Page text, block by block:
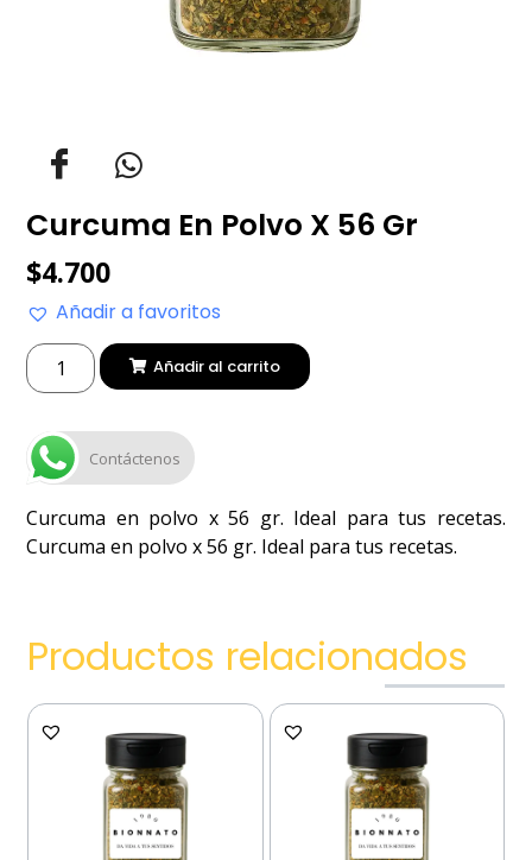
Curcuma En Polvo X 56 Gr
$4.700
Añadir a favoritos
Añadir al carrito
Contáctenos
Curcuma en polvo x 56 gr. Ideal para tus recetas.
Curcuma en polvo x 56 gr. Ideal para tus recetas.
Productos relacionados